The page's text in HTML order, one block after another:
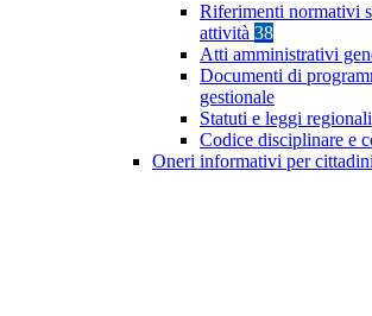
Riferimenti normativi
attività 38
Atti amministrativi
Documenti di
gestionale
Statuti e leggi regionali
Codice disciplinare e
Oneri informativi per